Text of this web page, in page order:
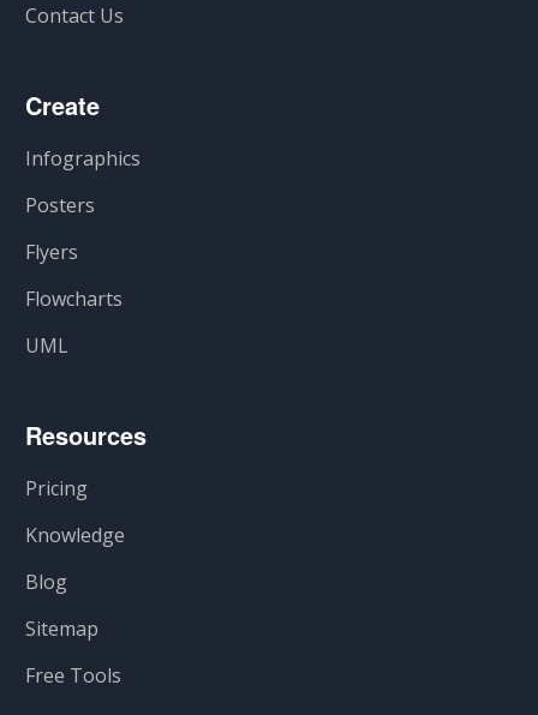
Contact Us
Create
Infographics
Posters
Flyers
Flowcharts
UML
Resources
Pricing
Knowledge
Blog
Sitemap
Free Tools